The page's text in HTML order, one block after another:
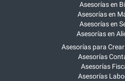
Asesorías en
Asesorías en
Asesorías en
Asesorías en
Asesorías para
Asesorías
Asesorías
Asesorías